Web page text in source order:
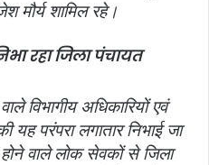
मौर्य शामिल रहे।
रहा जिला पंचायत
विभागीय अधिकारियों एवं
यह परंपरा लगातार निभाई जा
होने वाले लोक सेवकों से जिला